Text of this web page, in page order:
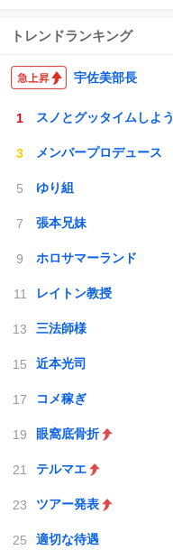
トレンドランキング
宇佐美部長
スノとグッタイムしよう
メンバープロデュース
ゆり組
張本兄妹
ホロサマーランド
レイトン教授
三法師様
近本光司
コメ稼ぎ
眼窩底骨折
テルマエ
ツアー発表
適切な待遇